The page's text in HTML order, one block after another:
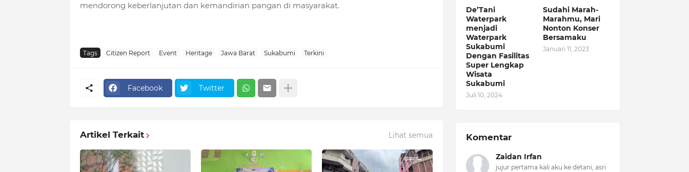
mendorong keberlanjutan dan kemandirian pangan di masyarakat.
Tags Citizen Report Event Heritage Jawa Barat Sukabumi Terkini
Facebook Twitter
Artikel Terkait Lihat semua
De’Tani
Waterpark
menjadi
Waterpark
Sukabumi
Dengan Fasilitas
Super Lengkap
Wisata
Sukabumi
Juli 10, 2024
Sudahi Marah-
Marahmu, Mari
Nonton Konser
Bersamaku
Januari 11, 2023
Komentar
Zaidan Irfan
jujur pertama kali aku ke detani, asri